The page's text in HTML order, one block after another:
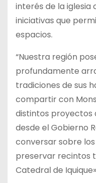
interés de la
iniciativas que
espacios.
“Nuestra región
profundamente
tradiciones de sus
compartir con
distintos proyectos
desde el Gobierno
conversar sobre
preservar recintos
Catedral de